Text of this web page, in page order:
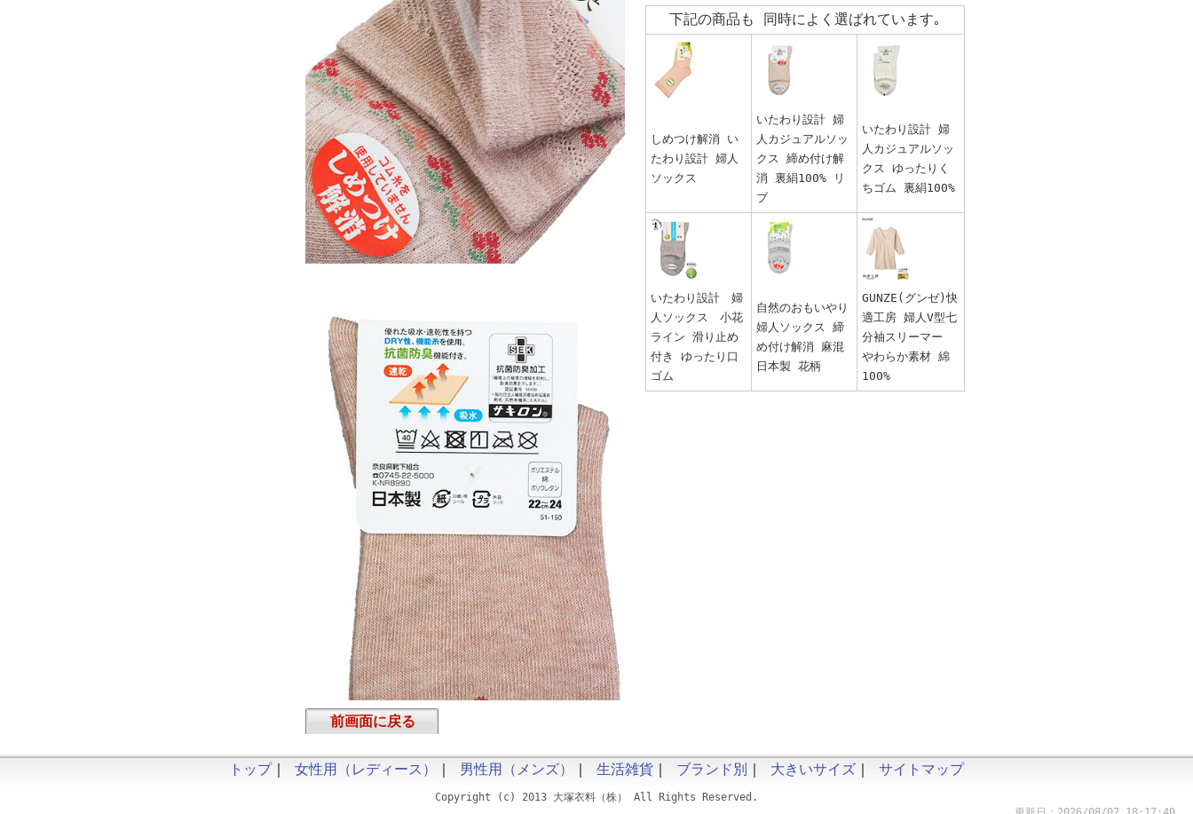
下記の商品も 同時によく選ばれています｡
しめつけ解消 い
たわり設計 婦人
ソックス
いたわり設計 婦
人カジュアルソッ
クス 締め付け解
消 裏絹100% リ
ブ
いたわり設計 婦
人カジュアルソッ
クス ゆったりく
ちゴム 裏絹100%
いたわり設計 婦
人ソックス 小花
ライン 滑り止め
付き ゆったり口
ゴム
自然のおもいやり
婦人ソックス 締
め付け解消 麻混
日本製 花柄
GUNZE(グンゼ)快
適工房 婦人V型七
分袖スリーマー
やわらか素材 綿
100%
前画面に戻る
トップ｜ 女性用（レディース） ｜ 男性用（メンズ） ｜ 生活雑貨 ｜ ブランド別 ｜ 大きいサイズ ｜ サイトマップ
Copyright (c) 2013 大塚衣料（株） All Rights Reserved.